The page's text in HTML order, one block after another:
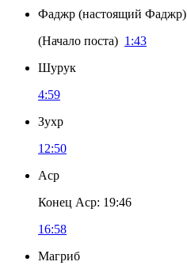
Фаджр (настоящий Фаджр)
(Начало поста) 1:43
Шурук
4:59
Зухр
12:50
Аср
Конец Аср: 19:46
16:58
Магриб